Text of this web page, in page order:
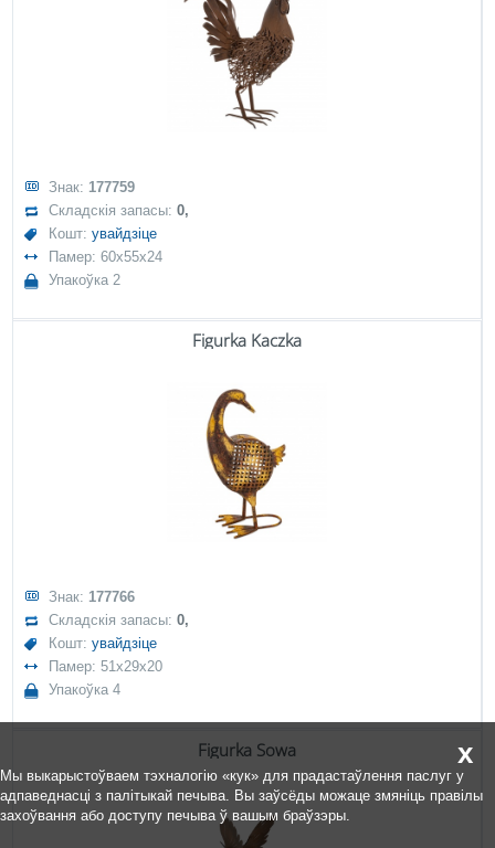
Знак: 177759
Складскія запасы:0,
Кошт:увайдзіце
Памер: 60x55x24
Упакоўка 2
Figurka Kaczka
Знак: 177766
Складскія запасы:0,
Кошт:увайдзіце
Памер: 51x29x20
Упакоўка 4
Figurka Sowa x
Мы выкарыстоўваем тэхналогію «кук» для прадастаўлення паслуг у
адпаведнасці з палітыкай печыва. Вы заўсёды можаце змяніць правілы
захоўвання або доступу печыва ў вашым браўзэры.